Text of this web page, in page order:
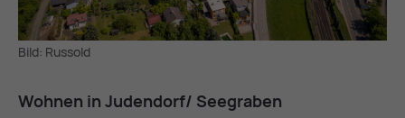
Bild: Russold
Woh­nen in Ju­den­dorf/ See­gra­ben